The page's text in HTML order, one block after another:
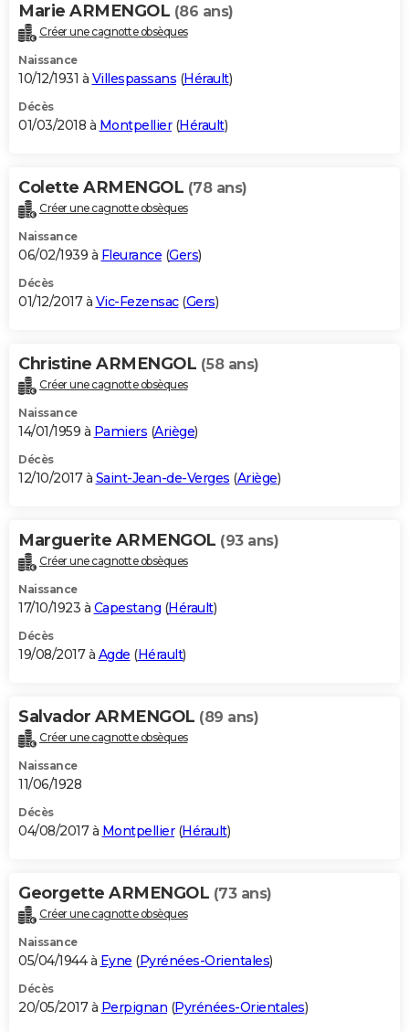
Marie ARMENGOL (86 ans)
Créer une cagnotte obsèques
Naissance
10/12/1931 à Villespassans (Hérault)
Décès
01/03/2018 à Montpellier(Hérault)
Colette ARMENGOL (78 ans)
Créer une cagnotte obsèques
Naissance
06/02/1939 à Fleurance (Gers)
Décès
01/12/2017 à Vic-Fezensac(Gers)
Christine ARMENGOL (58 ans)
Créer une cagnotte obsèques
Naissance
14/01/1959 à Pamiers (Ariège)
Décès
12/10/2017 à Saint-Jean-de-Verges (Ariège)
Marguerite ARMENGOL (93 ans)
Créer une cagnotte obsèques
Naissance
17/10/1923 à Capestang (Hérault)
Décès
19/08/2017 à Agde (Hérault)
Salvador ARMENGOL (89 ans)
Créer une cagnotte obsèques
Naissance
11/06/1928
Décès
04/08/2017 à Montpellier(Hérault)
Georgette ARMENGOL (73 ans)
Créer une cagnotte obsèques
Naissance
05/04/1944 à Eyne (Pyrénées-Orientales)
Décès
20/05/2017 à Perpignan (Pyrénées-Orientales)